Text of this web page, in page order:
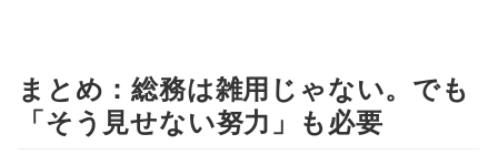
まとめ：総務は雑用じゃない。でも
「そう見せない努力」も必要